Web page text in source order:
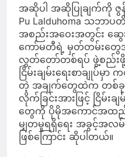
အဆိုပါ အဆိုပြုချက်ကို ဇွ
Pu Lalduhoma သဘာ
အစည်းအဝေးအတွင်း ဆွေး
ကော်မတီရဲ့ မှတ်တမ်းတွေ
လွှတ်တော်တစ်ရပ် ဖွဲ့စည်း
ငြိမ်းချမ်းရေးစာချုပ်မှာ
တဲ့ အချက်တွေထဲက တစ်ခုဖ
လိုက်ခြင်းအားဖြင့် ငြိမ်း
တွေကို ပိုမိုအကောင်အထည်
မျှတမှုရရှိရေး အခွင့်အလ
ဖြစ်ကြောင်း ဆိုပါတယ်။